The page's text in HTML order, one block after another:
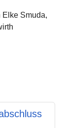
Elke Smuda,